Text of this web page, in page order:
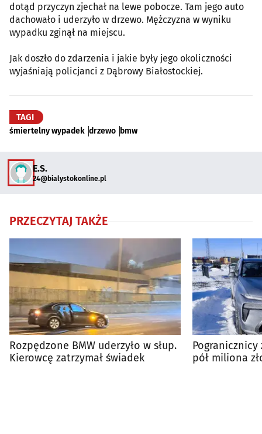
dotąd przyczyn zjechał na lewe pobocze. Tam jego auto
dachowało i uderzyło w drzewo. Mężczyzna w wyniku
wypadku zginął na miejscu.
Jak doszło do zdarzenia i jakie były jego okoliczności
wyjaśniają policjanci z Dąbrowy Białostockiej.
TAGI
śmiertelny wypadek drzewo bmw
E.S.
24@bialystokonline.pl
PRZECZYTAJ TAKŻE
Rozpędzone BMW uderzyło w słup.
Kierowcę zatrzymał świadek
Pogranicznicy
pół miliona